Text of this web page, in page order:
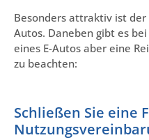
Besonders attraktiv ist der
Autos. Daneben gibt es
eines E-Autos aber eine
zu beachten:
Schließen Sie eine